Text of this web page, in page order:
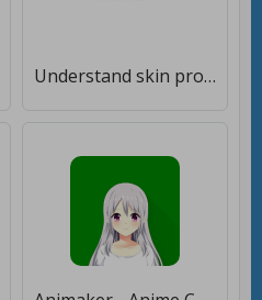
Understand skin problems